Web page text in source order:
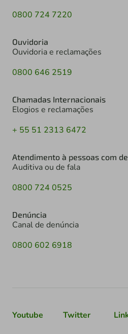
0800 724 7220
Ouvidoria
Ouvidoria e reclamações
0800 646 2519
Chamadas Internacionais
Elogios e reclamações
+ 55 51 2313 6472
Atendimento à pessoas com
Auditiva ou de fala
0800 724 0525
Denúncia
Canal de denúncia
0800 602 6918
Youtube Twitter